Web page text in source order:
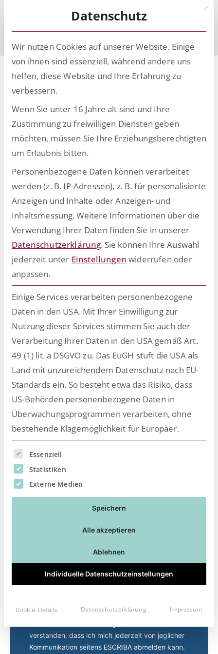
GenAI im
Personalwesen
Wie digitale Assistenten das
HR Department verändern
Nicht nur das Interesse am Thema
Künstliche Intelligenz (KI) ist enorm
hoch, sondern auch die Bereitschaft,
diese Technologie in Unternehmen
einzusetzen. In unserem Whitepaper
geben wir einen Überblick über die
vielfältigen Einsatzmöglichkeiten von
generativer Künstlicher Intelligenz
(GenAI) insbesondere im
Personalwesen.
Whitepaper gratis
herunterladen
Holen Sie sich hier die Publikation mit
spannenden Insights rund um das Thema
der generativen Künstlichen Intelligenz
(GenAI) und wie die Personalabteilung
davon profitiert.
Themen rund um Digitalisierung, Produkte,
verstanden, dass ich mich jederzeit von jeglicher
Kommunikation seitens ESCRIBA abmelden kann.
Mit
Datenschutz
Wir nutzen Cookies auf unserer Website. Einige
von ihnen sind essenziell, während andere uns
helfen, diese Website und Ihre Erfahrung zu
verbessern.
Wenn Sie unter 16 Jahre alt sind und Ihre
Zustimmung zu freiwilligen Diensten geben
möchten, müssen Sie Ihre Erziehungsberechtigten
um Erlaubnis bitten.
Personenbezogene Daten können verarbeitet
werden (z. B. IP-Adressen), z. B. für personalisierte
Anzeigen und Inhalte oder Anzeigen- und
Inhaltsmessung. Weitere Informationen über die
Verwendung Ihrer Daten finden Sie in unserer
Datenschutzerklärung. Sie können Ihre Auswahl
jederzeit unter Einstellungen widerrufen oder
anpassen.
Einige Services verarbeiten personenbezogene
Daten in den USA. Mit Ihrer Einwilligung zur
Nutzung dieser Services stimmen Sie auch der
Verarbeitung Ihrer Daten in den USA gemäß Art.
49 (1) lit. a DSGVO zu. Das EuGH stuft die USA als
Land mit unzureichendem Datenschutz nach EU-
Standards ein. So besteht etwa das Risiko, dass
US-Behörden personenbezogene Daten in
Überwachungsprogrammen verarbeiten, ohne
bestehende Klagemöglichkeit für Europäer.
Es folgt eine Liste der Service-Gruppen, für die eine
Essenziell
Statistiken
Externe Medien
Speichern
Alle akzeptieren
Ablehnen
Individuelle Datenschutzeinstellungen
Cookie-Details Datenschutzerklärung Impressum